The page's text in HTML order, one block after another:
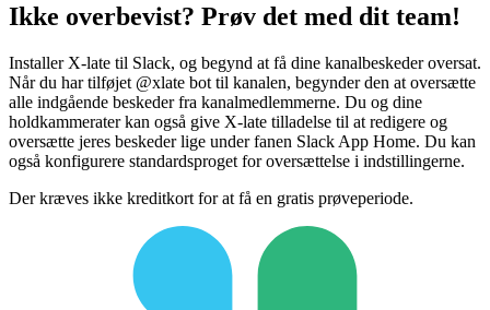
Ikke overbevist? Prøv det med dit team!
Installer X-late til Slack, og begynd at få dine kanalbeskeder oversat.
Når du har tilføjet @xlate bot til kanalen, begynder den at oversætte
alle indgående beskeder fra kanalmedlemmerne. Du og dine
holdkammerater kan også give X-late tilladelse til at redigere og
oversætte jeres beskeder lige under fanen Slack App Home. Du kan
også konfigurere standardsproget for oversættelse i indstillingerne.
Der kræves ikke kreditkort for at få en gratis prøveperiode.